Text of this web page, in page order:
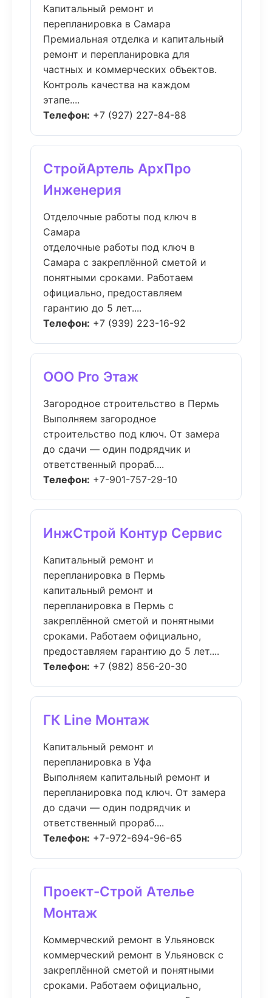
Капитальный ремонт и
перепланировка в Самара
Премиальная отделка и капитальный
ремонт и перепланировка для
частных и коммерческих объектов.
Контроль качества на каждом
этапе....
Телефон: +7 (927) 227-84-88
СтройАртель АрхПро
Инженерия
Отделочные работы под ключ в
Самара
отделочные работы под ключ в
Самара с закреплённой сметой и
понятными сроками. Работаем
официально, предоставляем
гарантию до 5 лет....
Телефон: +7 (939) 223-16-92
ООО Pro Этаж
Загородное строительство в Пермь
Выполняем загородное
строительство под ключ. От замера
до сдачи — один подрядчик и
ответственный прораб....
Телефон: +7-901-757-29-10
ИнжСтрой Контур Сервис
Капитальный ремонт и
перепланировка в Пермь
капитальный ремонт и
перепланировка в Пермь с
закреплённой сметой и понятными
сроками. Работаем официально,
предоставляем гарантию до 5 лет....
Телефон: +7 (982) 856-20-30
ГК Line Монтаж
Капитальный ремонт и
перепланировка в Уфа
Выполняем капитальный ремонт и
перепланировка под ключ. От замера
до сдачи — один подрядчик и
ответственный прораб....
Телефон: +7-972-694-96-65
Проект-Строй Ателье
Монтаж
Коммерческий ремонт в Ульяновск
коммерческий ремонт в Ульяновск с
закреплённой сметой и понятными
сроками. Работаем официально,